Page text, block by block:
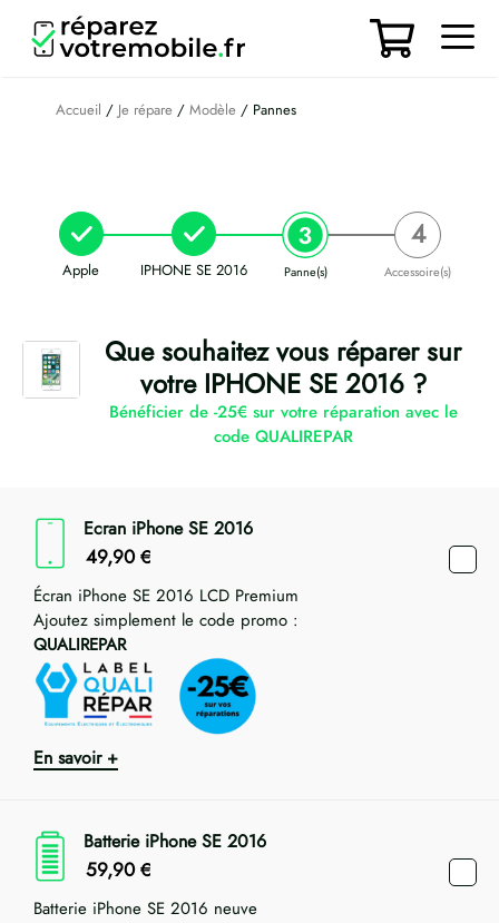
contenu
Accueil / Je répare / Modèle / Pannes
Apple IPHONE SE 2016 Panne(s) Accessoire(s)
Que souhaitez vous réparer sur
votre IPHONE SE 2016 ?
Bénéficier de -25€ sur votre réparation avec le
code QUALIREPAR
Ecran iPhone SE 2016
49,90 €
Écran iPhone SE 2016 LCD Premium
Ajoutez simplement le code promo :
QUALIREPAR
En savoir +
Batterie iPhone SE 2016
59,90 €
Batterie iPhone SE 2016 neuve